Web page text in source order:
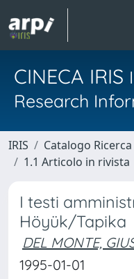
CINECA IRIS
Research
IRIS Catalogo
1.1 Articolo in rivista
I testi
Höyük/Tapika
DEL MONTE,
1995-01-01